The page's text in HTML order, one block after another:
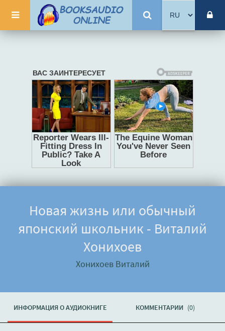
Новая жизнь или обычный
японский школьник - Виталий
Хонихоев
Хонихоев Виталий
ИНФОРМАЦИЯ О АУДИОКНИГЕ КОММЕНТАРИИ (0)